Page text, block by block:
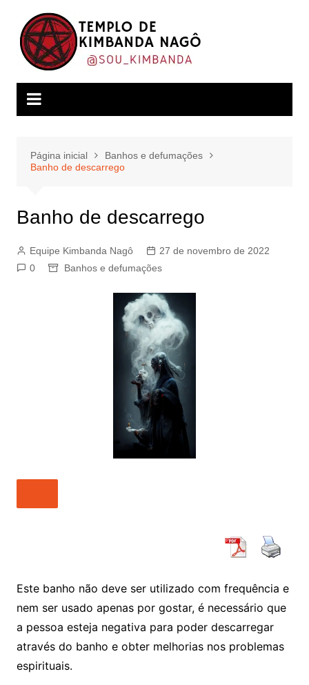
conteúdo
Página inicial
Banhos e defumações
Banho de descarrego
Banho de descarrego
Equipe Kimbanda Nagô
27 de novembro de 2022
0
Banhos e defumações
Este banho não deve ser utilizado com frequência e
nem ser usado apenas por gostar, é necessário que
a pessoa esteja negativa para poder descarregar
através do banho e obter melhorias nos problemas
espirituais.